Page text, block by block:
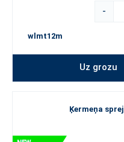
-
wlmt12m
Uz grozu
Ķermeņa